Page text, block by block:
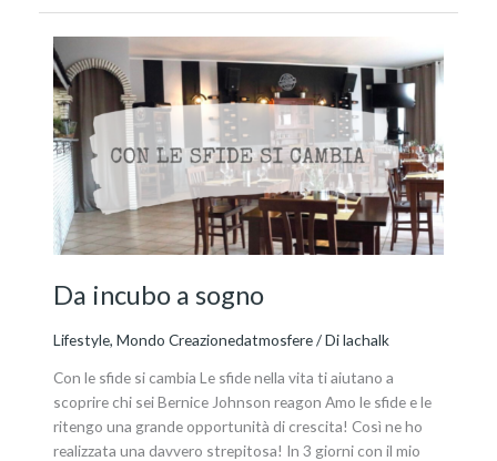
Da incubo a sogno
Lifestyle,Mondo Creazionedatmosfere/ Dilachalk
Con le sfide si cambia Le sfide nella vita ti aiutano a
scoprire chi sei Bernice Johnson reagon Amo le sfide e le
ritengo una grande opportunità di crescita! Così ne ho
realizzata una davvero strepitosa! In 3 giorni con il mio
Da
incubo
a
sogno